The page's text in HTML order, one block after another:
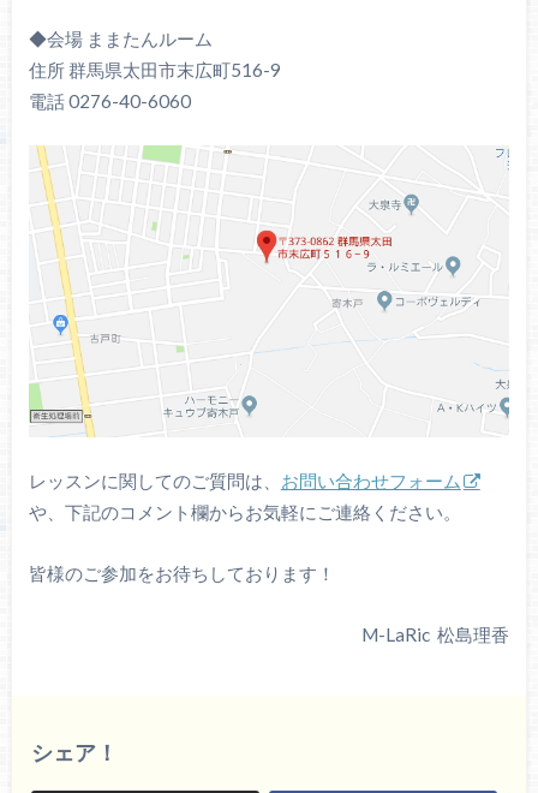
◆会場 ままたんルーム
住所 群馬県太田市末広町516-9
電話 0276-40-6060
レッスンに関してのご質問は、 お問い合わせフォーム
や、下記のコメント欄からお気軽にご連絡ください。
皆様のご参加をお待ちしております！
M-LaRic 松島理香
シェア！